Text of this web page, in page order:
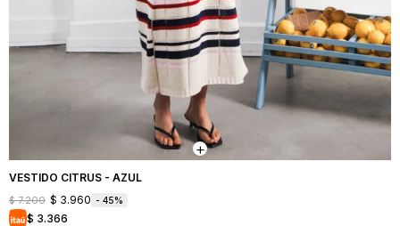
VESTIDO CITRUS - AZUL
$ 7.200 $ 3.960 45
$ 3.366